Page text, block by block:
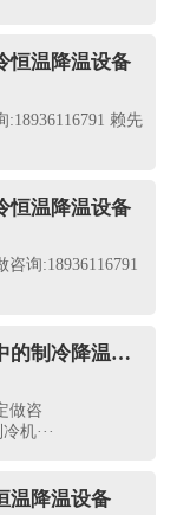
恒温降温设备
赖先
恒温降温设备
询:18936116791
反应釜夹套用制冷机组_用于反应釜中的制冷降温恒···
做咨
机···
温降温设备